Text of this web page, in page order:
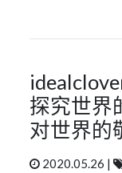
探究世界
对世界的
2020.05.26 |